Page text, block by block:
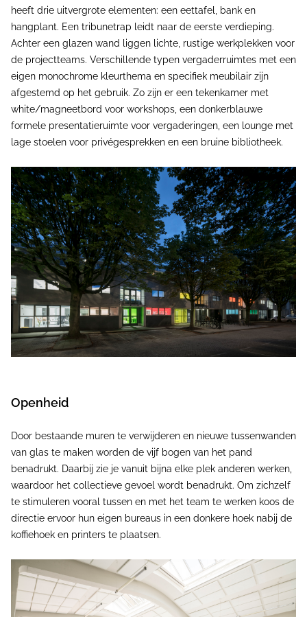
heeft drie uitvergrote elementen: een eettafel, bank en
hangplant. Een tribunetrap leidt naar de eerste verdieping.
Achter een glazen wand liggen lichte, rustige werkplekken voor
de projectteams. Verschillende typen vergaderruimtes met een
eigen monochrome kleurthema en specifiek meubilair zijn
afgestemd op het gebruik. Zo zijn er een tekenkamer met
white/magneetbord voor workshops, een donkerblauwe
formele presentatieruimte voor vergaderingen, een lounge met
lage stoelen voor privégesprekken en een bruine bibliotheek.
Openheid
Door bestaande muren te verwijderen en nieuwe tussenwanden
van glas te maken worden de vijf bogen van het pand
benadrukt. Daarbij zie je vanuit bijna elke plek anderen werken,
waardoor het collectieve gevoel wordt benadrukt. Om zichzelf
te stimuleren vooral tussen en met het team te werken koos de
directie ervoor hun eigen bureaus in een donkere hoek nabij de
koffiehoek en printers te plaatsen.